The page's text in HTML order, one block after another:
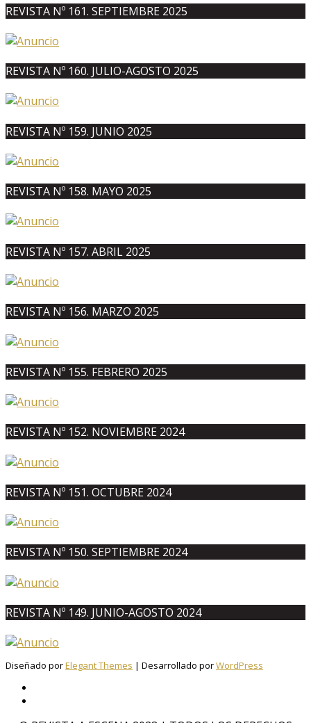
REVISTA Nº 161. SEPTIEMBRE 2025
REVISTA Nº 160. JULIO-AGOSTO 2025
REVISTA Nº 159. JUNIO 2025
REVISTA Nº 158. MAYO 2025
REVISTA Nº 157. ABRIL 2025
REVISTA Nº 156. MARZO 2025
REVISTA Nº 155. FEBRERO 2025
REVISTA Nº 152. NOVIEMBRE 2024
REVISTA Nº 151. OCTUBRE 2024
REVISTA Nº 150. SEPTIEMBRE 2024
REVISTA Nº 149. JUNIO-AGOSTO 2024
Diseñado porElegant Themes | Desarrollado porWordPress